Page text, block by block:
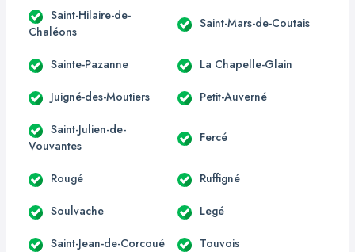
Saint-Hilaire-de-
Chaléons
Saint-Mars-de-Coutais
Sainte-Pazanne La Chapelle-Glain
Juigné-des-Moutiers Petit-Auverné
Saint-Julien-de-
Vouvantes
Fercé
Rougé Ruffigné
Soulvache Legé
Saint-Jean-de-Corcoué Touvois